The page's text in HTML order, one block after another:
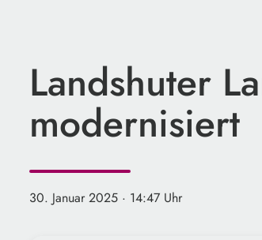
Landshuter
modernisiert
30. Januar 2025 · 14:47 Uhr